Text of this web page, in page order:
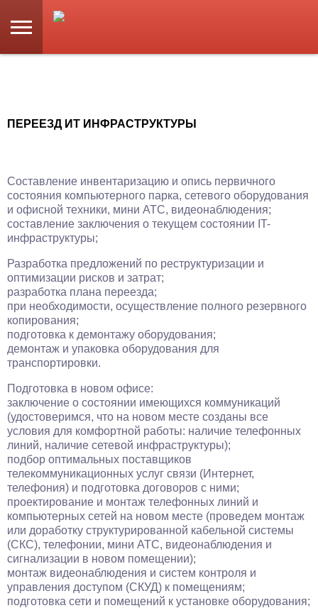
ПЕРЕЕЗД ИТ ИНФРАСТРУКТУРЫ
Составление инвентаризацию и опись первичного
состояния компьютерного парка, сетевого оборудования
и офисной техники, мини АТС, видеонаблюдения;
составление заключения о текущем состоянии IT-
инфраструктуры;
Разработка предложений по реструктуризации и
оптимизации рисков и затрат;
разработка плана переезда;
при необходимости, осуществление полного резервного
копирования;
подготовка к демонтажу оборудования;
демонтаж и упаковка оборудования для
транспортировки.
Подготовка в новом офисе:
заключение о состоянии имеющихся коммуникаций
(удостоверимся, что на новом месте созданы все
условия для комфортной работы: наличие телефонных
линий, наличие сетевой инфраструктуры);
подбор оптимальных поставщиков
телекоммуникационных услуг связи (Интернет,
телефония) и подготовка договоров с ними;
проектирование и монтаж телефонных линий и
компьютерных сетей на новом месте (проведем монтаж
или доработку структурированной кабельной системы
(СКС), телефонии, мини АТС, видеонаблюдения и
сигнализации в новом помещении);
монтаж видеонаблюдения и систем контроля и
управления доступом (СКУД) к помещениям;
подготовка сети и помещений к установке оборудования;